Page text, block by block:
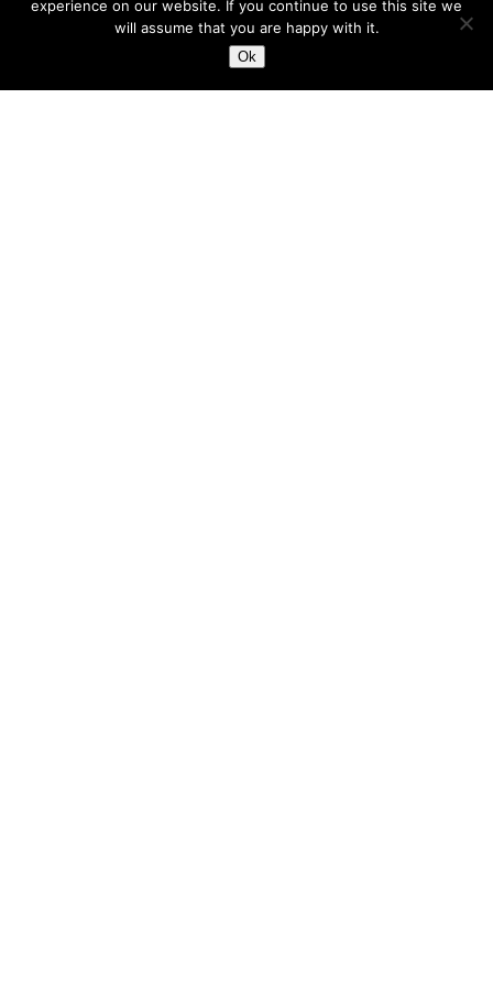
experience on our website. If you continue to use this site we
will assume that you are happy with it.
Ok